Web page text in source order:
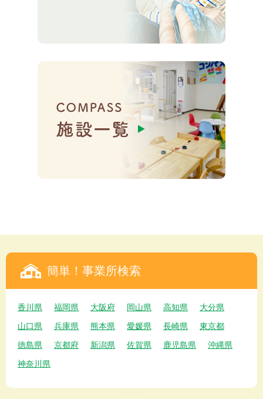
簡単！事業所検索
香川県 福岡県 大阪府 岡山県 高知県
大分県
山口県
兵庫県 熊本県 愛媛県 長崎県
東京都
徳島県
京都府 新潟県 佐賀県 鹿児島県
沖縄県
神奈川県